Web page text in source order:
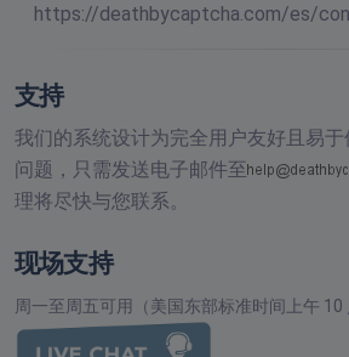
https://deathbycaptcha.com/es/
支持
我们的系统设计为完全用户友好且易
问题，只需发送电子邮件至
理将尽快与您联系。
现场支持
周一至周五可用（美国东部标准时间上午 10